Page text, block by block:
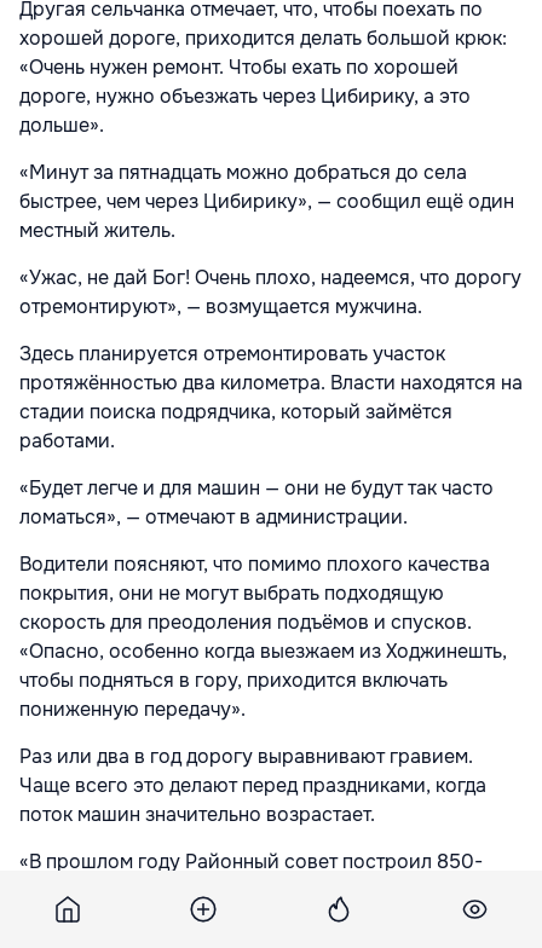
Другая сельчанка отмечает, что, чтобы поехать по
хорошей дороге, приходится делать большой крюк:
«Очень нужен ремонт. Чтобы ехать по хорошей
дороге, нужно объезжать через Цибирику, а это
дольше».
«Минут за пятнадцать можно добраться до села
быстрее, чем через Цибирику», — сообщил ещё один
местный житель.
«Ужас, не дай Бог! Очень плохо, надеемся, что дорогу
отремонтируют», — возмущается мужчина.
Здесь планируется отремонтировать участок
протяжённостью два километра. Власти находятся на
стадии поиска подрядчика, который займётся
работами.
«Будет легче и для машин — они не будут так часто
ломаться», — отмечают в администрации.
Водители поясняют, что помимо плохого качества
покрытия, они не могут выбрать подходящую
скорость для преодоления подъёмов и спусков.
«Опасно, особенно когда выезжаем из Ходжинешть,
чтобы подняться в гору, приходится включать
пониженную передачу».
Раз или два в год дорогу выравнивают гравием.
Чаще всего это делают перед праздниками, когда
поток машин значительно возрастает.
«В прошлом году Районный совет построил 850-
метровый участок асфальтированной дороги — от
въезда в село с трассы М5 (мы её называем